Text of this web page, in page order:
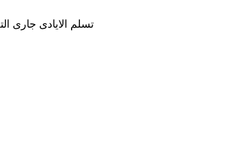
تسلم الايادى جارى